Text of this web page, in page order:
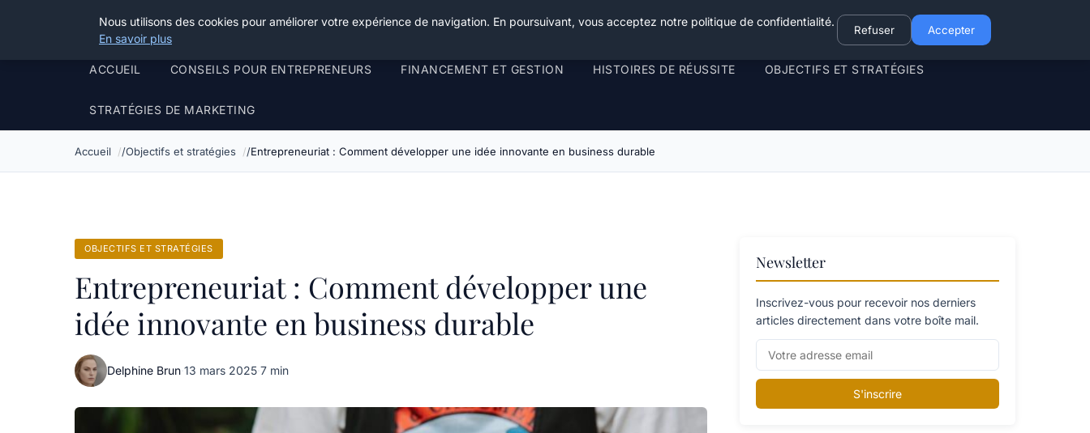
Henry Panky
ACCUEIL CONSEILS POUR ENTREPRENEURS FINANCEMENT ET GESTION HISTOIRES DE RÉUSSITE OBJECTIFS ET STRATÉGIES
STRATÉGIES DE MARKETING
Accueil Objectifs et stratégies Entrepreneuriat : Comment développer une idée innovante en business durable
OBJECTIFS ET STRATÉGIES
Entrepreneuriat : Comment développer une
idée innovante en business durable
Delphine Brun·13 mars 2025·7 min
Newsletter
Inscrivez-vous pour recevoir nos derniers
articles directement dans votre boîte mail.
S'inscrire
Nous utilisons des cookies pour améliorer votre expérience de navigation. En poursuivant, vous acceptez notre politique de confidentialité.
En savoir plus
Refuser Accepter